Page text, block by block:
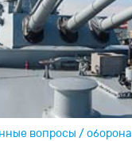
вопросы / оборона